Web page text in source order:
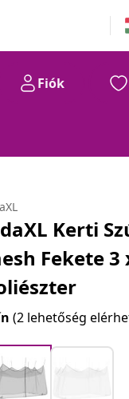
Fiók
Kerti
Fekete 3
(2 lehetőség